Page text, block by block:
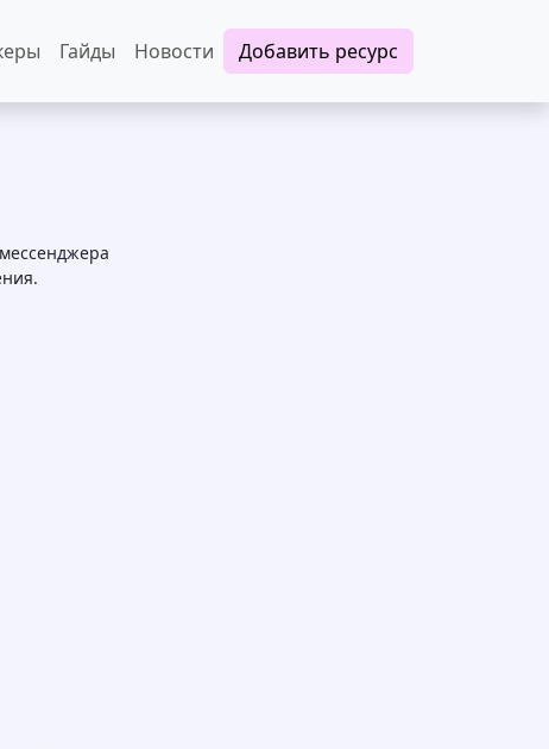
Гайды Новости Добавить ресурс